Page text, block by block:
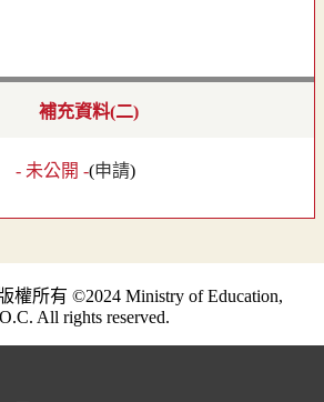
補充資料(二)
- 未公開 -(申請)
權所有 ©2024 Ministry of Education,
All rights reserved.